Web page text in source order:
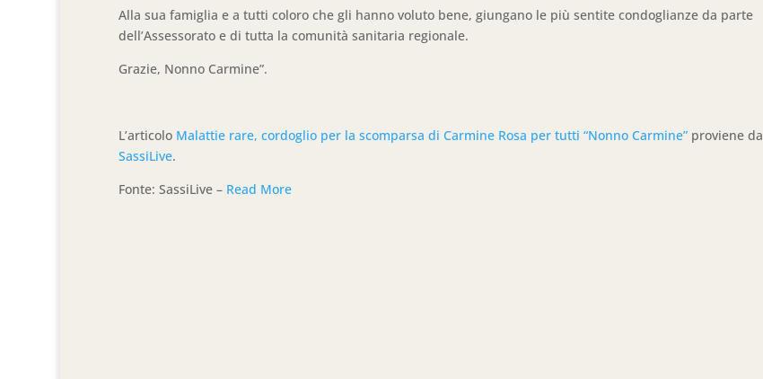
Alla sua famiglia e a tutti coloro che gli hanno voluto bene, giungano le più sentite condoglianze da parte
dell’Assessorato e di tutta la comunità sanitaria regionale.
Grazie, Nonno Carmine”.
L’articolo Malattie rare, cordoglio per la scomparsa di Carmine Rosa per tutti “Nonno Carmine” proviene da
SassiLive.
Fonte: SassiLive – Read More